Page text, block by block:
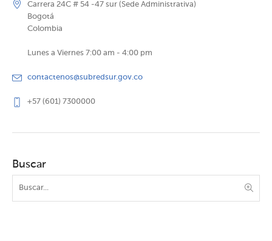
Carrera 24C # 54 -47 sur (Sede Administrativa)
Bogotá
Colombia
Lunes a Viernes 7:00 am - 4:00 pm
contactenos@subredsur.gov.co
+57 (601) 7300000
Buscar